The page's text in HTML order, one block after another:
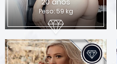
Peso: 59 kg